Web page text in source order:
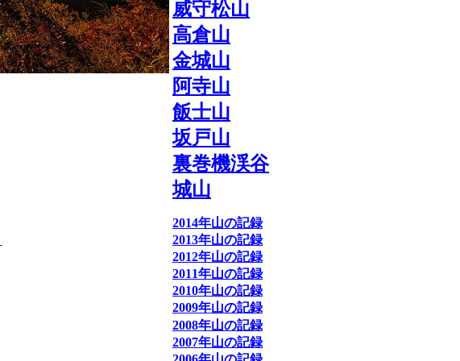
威守松山
高倉山
金城山
阿寺山
飯士山
坂戸山
裏巻機渓谷
城山
2014年山の記録
2013年山の記録
2012年山の記録
2011年山の記録
2010年山の記録
2009年山の記録
2008年山の記録
2007年山の記録